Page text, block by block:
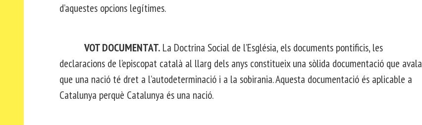
d’aquestes opcions legítimes.
VOT DOCUMENTAT. La Doctrina Social de l’Església, els documents pontificis, les
declaracions de l’episcopat català al llarg dels anys constitueix una sòlida documentació que avala
que una nació té dret a l’autodeterminació i a la sobirania. Aquesta documentació és aplicable a
Catalunya perquè Catalunya és una nació.